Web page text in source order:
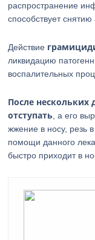
распространение
способствует снятию
Действие
ликвидацию
воспалительных
После нескольких
отступать , а его
жжение в носу, резь
помощи данного
быстро приходит в